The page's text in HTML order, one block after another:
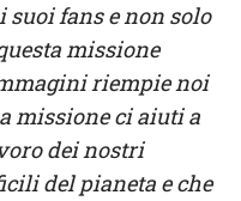
suoi fans e non solo
missione
riempie noi
missione ci aiuti a
dei nostri
del pianeta e che